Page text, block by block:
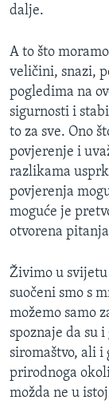
dalje.
A to što
veličini, snazi,
pogledima na
sigurnosti i
to za sve. Ono
povjerenje i
razlikama
povjerenja
moguće je
otvorena
Živimo u
suočeni smo s
možemo samo
spoznaje da su
siromaštvo, ali i
prirodnoga
možda ne u